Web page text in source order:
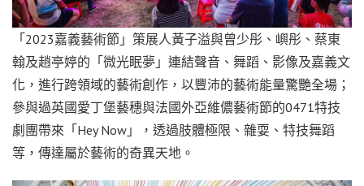
「2023嘉義藝術節」策展人黃子溢與曾少彤、嶼彤、蔡東
翰及趙亭婷的「微光眠夢」連結聲音、舞蹈、影像及嘉義文
化，進行跨領域的藝術創作，以豐沛的藝術能量驚艷全場；
參與過英國愛丁堡藝穗與法國外亞維儂藝術節的0471特技
劇團帶來「Hey Now」，透過肢體極限、雜耍、特技舞蹈
等，傳達屬於藝術的奇異天地。